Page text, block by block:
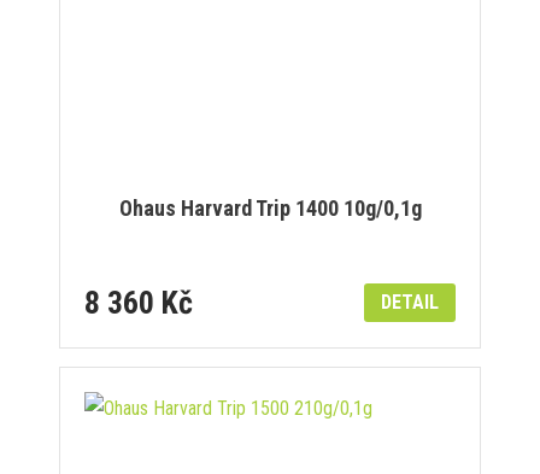
Ohaus Harvard Trip 1400 10g/0,1g
8 360 Kč DETAIL